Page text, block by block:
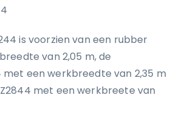
is voorzien van een rubber
van 2,05 m, de
met een werkbreedte van 2,35 m
met een werkbreete van